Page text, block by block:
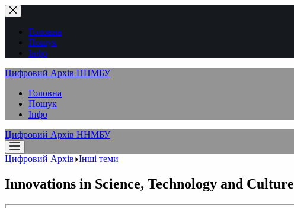
Перейти
до
вмістуГоловна
Пошук
Інфо
Цифровий Архів ННМБУ
Головна
Пошук
Інфо
Цифровий Архів ННМБУ
Цифровий Архів Інші теми
Innovations in Science, Technology and Culture